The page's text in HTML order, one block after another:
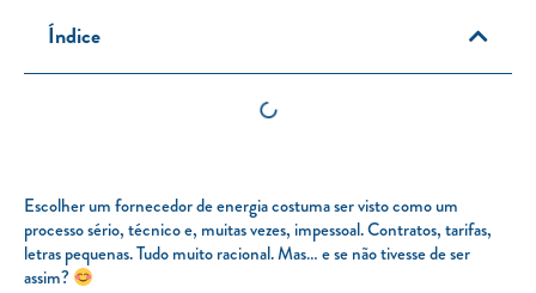
Índice
Escolher um fornecedor de energia costuma ser visto como um
processo sério, técnico e, muitas vezes, impessoal. Contratos, tarifas,
letras pequenas. Tudo muito racional. Mas… e se não tivesse de ser
assim?